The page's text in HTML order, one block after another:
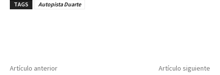
TAGS Autopista Duarte
Artículo anterior Artículo siguiente